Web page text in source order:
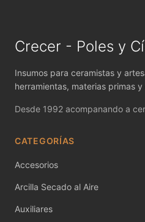
MAYCO
Crecer - Poles y
Insumos para ceramistas y
herramientas, materias primas
Desde 1992 acompanando a
CATEGORÍAS
Accesorios
Arcilla Secado al Aire
Auxiliares